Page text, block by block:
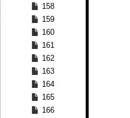
158
159
160
161
162
163
164
165
166